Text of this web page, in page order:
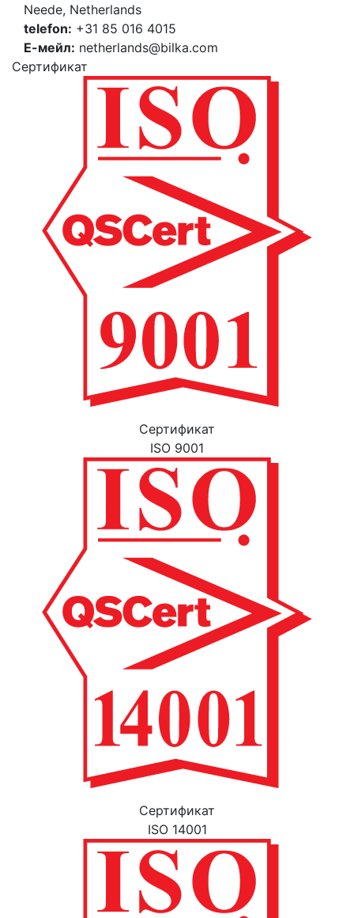
Neede, Netherlands
telefon: +31 85 016 4015
Е-мейл: netherlands@bilka.com
Cертификат
Cертификат
ISO 9001
Cертификат
ISO 14001